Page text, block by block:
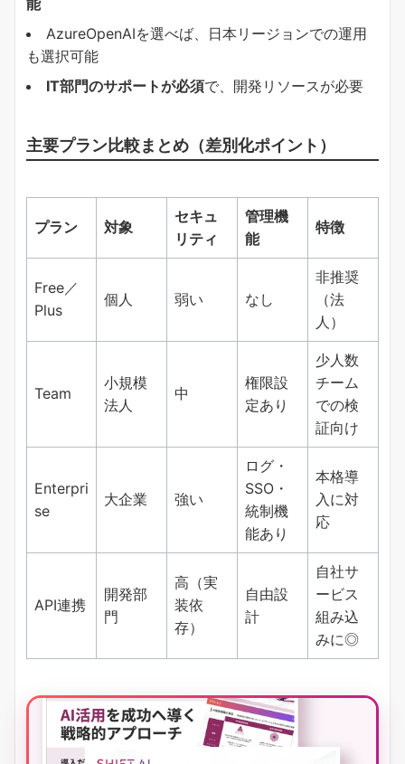
AzureOpenAIを選べば、日本リージョンでの運用
も選択可能
IT部門のサポートが必須で、開発リソースが必要
主要プラン比較まとめ（差別化ポイント）
プラン 対象
セキュ
リティ
管理機
能
特徴
Free／
Plus
個人 弱い なし
非推奨
（法
人）
Team
小規模
法人
中
権限設
定あり
少人数
チーム
での検
証向け
Enterpri
se
大企業 強い
ログ・
SSO・
統制機
能あり
本格導
入に対
応
API連携
開発部
門
高（実
装依
存）
自由設
計
自社サ
ービス
組み込
みに◎